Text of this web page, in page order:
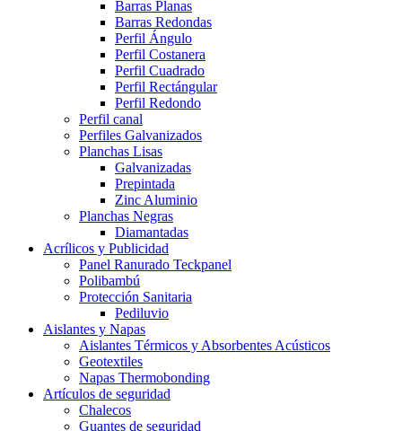
Barras Planas
Barras Redondas
Perfil Ángulo
Perfil Costanera
Perfil Cuadrado
Perfil Rectángular
Perfil Redondo
Perfil canal
Perfiles Galvanizados
Planchas Lisas
Galvanizadas
Prepintada
Zinc Aluminio
Planchas Negras
Diamantadas
Acrílicos y Publicidad
Panel Ranurado Teckpanel
Polibambú
Protección Sanitaria
Pediluvio
Aislantes y Napas
Aislantes Térmicos y Absorbentes Acústicos
Geotextiles
Napas Thermobonding
Artículos de seguridad
Chalecos
Guantes de seguridad